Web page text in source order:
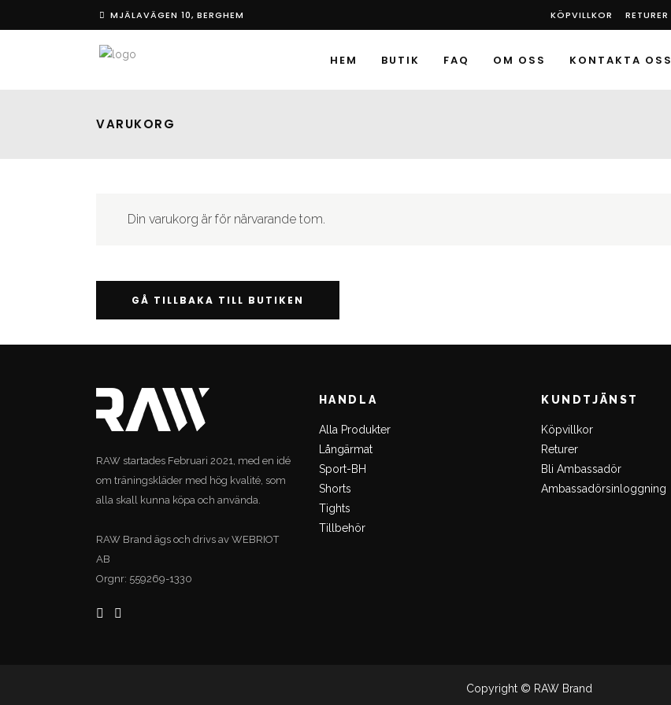
MJÄLAVÄGEN 10, BERGHEM KÖPVILLKOR RETURER
HEM BUTIK FAQ OM OSS KONTAKTA OSS
VARUKORG
Din varukorg är för närvarande tom.
GÅ TILLBAKA TILL BUTIKEN
RAW startades Februari 2021, med en idé
om träningskläder med hög kvalité, som
alla skall kunna köpa och använda.
RAW Brand ägs och drivs av WEBRIOT
AB
Orgnr: 559269-1330
HANDLA
Alla Produkter
Långärmat
Sport-BH
Shorts
Tights
Tillbehör
KUNDTJÄNST
Köpvillkor
Returer
Bli Ambassadör
Ambassadörsinloggning
Copyright © RAW Brand